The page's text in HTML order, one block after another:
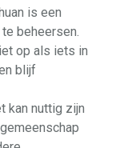
is een
beheersen.
op als iets in
blijf
kan nuttig zijn